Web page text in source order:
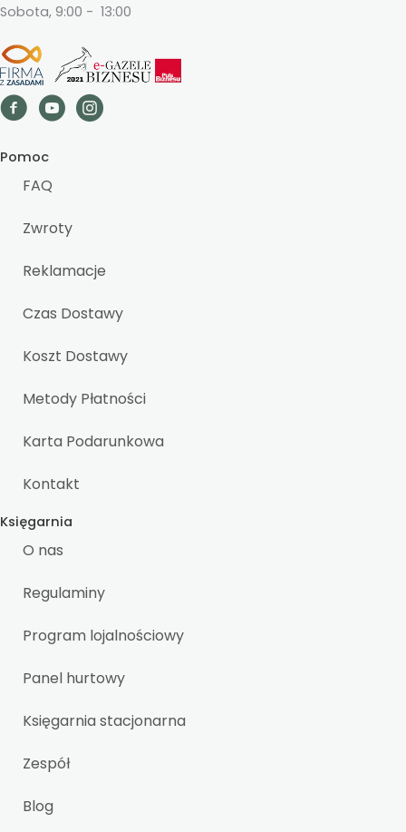
Sobota, 9:00 - 13:00
Pomoc
FAQ
Zwroty
Reklamacje
Czas Dostawy
Koszt Dostawy
Metody Płatności
Karta Podarunkowa
Kontakt
Księgarnia
O nas
Regulaminy
Program lojalnościowy
Panel hurtowy
Księgarnia stacjonarna
Zespół
Blog